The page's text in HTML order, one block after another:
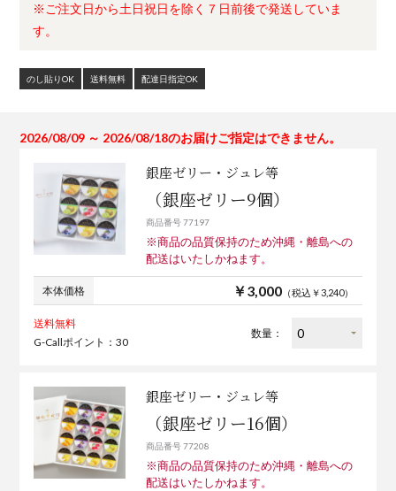
※ご注文日から土日祝日を除く７日前後で発送していま
す。
のし貼りOK 送料無料 配達日指定OK
2026/08/09 ～ 2026/08/18のお届けご指定はできません。
銀座ゼリー・ジュレ等
（銀座ゼリー9個）
商品番号 77197
※商品の品質保持のため沖縄・離島への
配送はいたしかねます。
本体価格 ￥3,000（税込￥3,240）
送料無料
G-Callポイント：30
数量：
銀座ゼリー・ジュレ等
（銀座ゼリー16個）
商品番号 77208
※商品の品質保持のため沖縄・離島への
配送はいたしかねます。